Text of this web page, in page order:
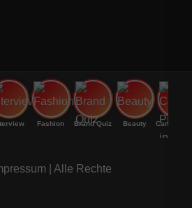
Fashion Brand Quiz Beauty
| Alle Rechte